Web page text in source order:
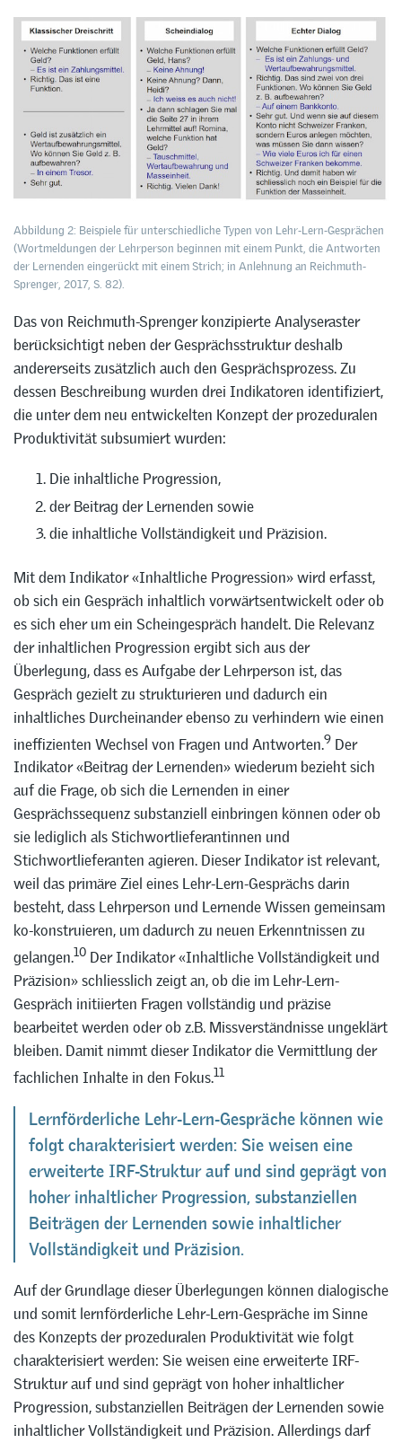
Abbildung 2: Beispiele für unterschiedliche Typen von Lehr-Lern-Gesprächen
(Wortmeldungen der Lehrperson beginnen mit einem Punkt, die Antworten
der Lernenden eingerückt mit einem Strich; in Anlehnung an Reichmuth-
Sprenger, 2017, S. 82).
Das von Reichmuth-Sprenger konzipierte Analyseraster
berücksichtigt neben der Gesprächsstruktur deshalb
andererseits zusätzlich auch den Gesprächsprozess. Zu
dessen Beschreibung wurden drei Indikatoren identifiziert,
die unter dem neu entwickelten Konzept der prozeduralen
Produktivität subsumiert wurden:
Die inhaltliche Progression,
der Beitrag der Lernenden sowie
die inhaltliche Vollständigkeit und Präzision.
Mit dem Indikator «Inhaltliche Progression» wird erfasst,
ob sich ein Gespräch inhaltlich vorwärtsentwickelt oder ob
es sich eher um ein Scheingespräch handelt. Die Relevanz
der inhaltlichen Progression ergibt sich aus der
Überlegung, dass es Aufgabe der Lehrperson ist, das
Gespräch gezielt zu strukturieren und dadurch ein
inhaltliches Durcheinander ebenso zu verhindern wie einen
ineffizienten Wechsel von Fragen und Antworten.9 Der
Indikator «Beitrag der Lernenden» wiederum bezieht sich
auf die Frage, ob sich die Lernenden in einer
Gesprächssequenz substanziell einbringen können oder ob
sie lediglich als Stichwortlieferantinnen und
Stichwortlieferanten agieren. Dieser Indikator ist relevant,
weil das primäre Ziel eines Lehr-Lern-Gesprächs darin
besteht, dass Lehrperson und Lernende Wissen gemeinsam
ko-konstruieren, um dadurch zu neuen Erkenntnissen zu
gelangen.10 Der Indikator «Inhaltliche Vollständigkeit und
Präzision» schliesslich zeigt an, ob die im Lehr-Lern-
Gespräch initiierten Fragen vollständig und präzise
bearbeitet werden oder ob z.B. Missverständnisse ungeklärt
bleiben. Damit nimmt dieser Indikator die Vermittlung der
fachlichen Inhalte in den Fokus.11
Lernförderliche Lehr-Lern-Gespräche können wie
folgt charakterisiert werden: Sie weisen eine
erweiterte IRF-Struktur auf und sind geprägt von
hoher inhaltlicher Progression, substanziellen
Beiträgen der Lernenden sowie inhaltlicher
Vollständigkeit und Präzision.
Auf der Grundlage dieser Überlegungen können dialogische
und somit lernförderliche Lehr-Lern-Gespräche im Sinne
des Konzepts der prozeduralen Produktivität wie folgt
charakterisiert werden: Sie weisen eine erweiterte IRF-
Struktur auf und sind geprägt von hoher inhaltlicher
Progression, substanziellen Beiträgen der Lernenden sowie
inhaltlicher Vollständigkeit und Präzision. Allerdings darf